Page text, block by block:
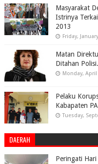
Masyarakat
Istrinya
2013
Friday,
Matan
Ditahan Polisi.
Monday, April
Pelaku
Kabapaten
Tuesday,
DAERAH
Peringati Hari